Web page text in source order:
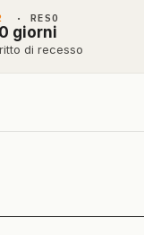
· RESO
giorni
di recesso